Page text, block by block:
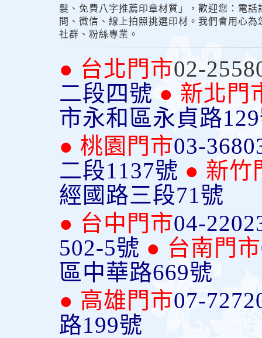
髮、免費八字推薦印章材質」，歡迎您：電
問、微信、線上拍照挑選印材。我們會用心
社群、粉絲專業。
● 台北門市02-
二段四號 ● 新北門
市永和區永貞路
● 桃園門市03-
二段1137號 ● 新竹
經國路三段71號
● 台中門市04-
502-5號 ● 台南門市
區中華路669號
● 高雄門市07-
路199號